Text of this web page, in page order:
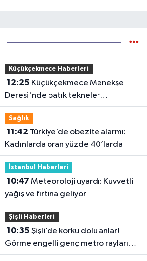
Küçükçekmece Haberleri
12:25
Deresi'nde batık tekneler
karabatakların yuvası oldu
Sağlık
11:42
Kadınlarda oran yüzde 40’larda
İstanbul Haberleri
10:47
yağış ve fırtına geliyor
Şişli Haberleri
10:35
Görme engelli genç metro raylarına
düştü